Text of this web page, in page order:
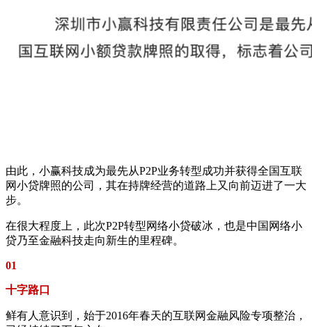
由此，小赢科技成为最先从P2P业务转型成功并获得全国互联
网小贷牌照的公司，其在持牌经营的道路上又向前迈进了一大
步。
在很大程度上，此次P2P转型网络小贷破冰，也是中国网络小
贷乃至金融科技走向新生的里程碑。
01
十字路口
鲜有人意识到，始于2016年春天的互联网金融风险专项整治，